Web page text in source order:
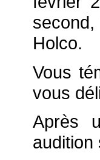
Holco.
Vous
vous
Après
audition